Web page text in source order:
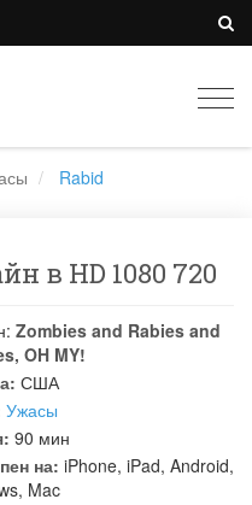
Rabid
в HD 1080 720
Zombies and Rabies and
OH MY!
США
Ужасы
90 мин
на: iPhone, iPad, Android,
Mac